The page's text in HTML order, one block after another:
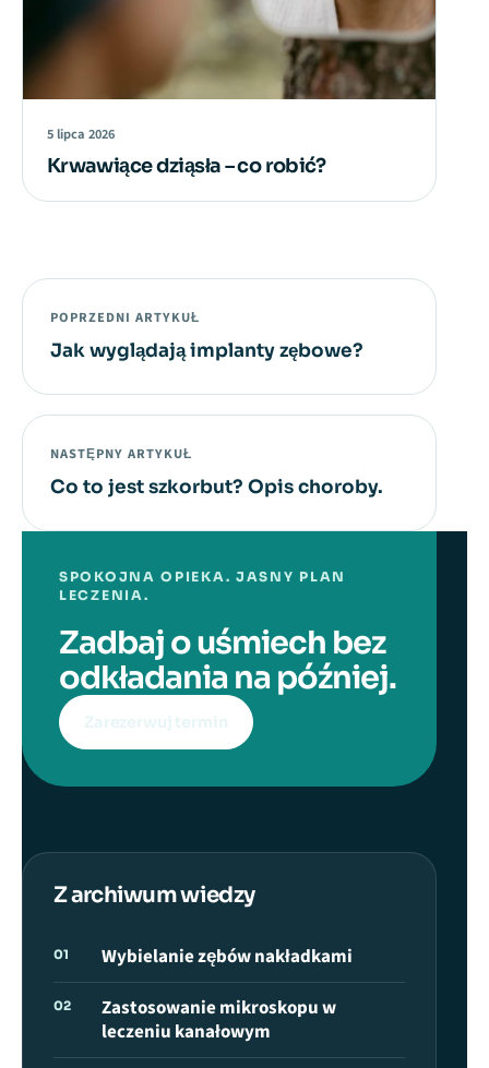
5 lipca 2026
Krwawiące dziąsła – co robić?
POPRZEDNI ARTYKUŁ
Jak wyglądają implanty zębowe?
NASTĘPNY ARTYKUŁ
Co to jest szkorbut? Opis choroby.
SPOKOJNA OPIEKA. JASNY PLAN
LECZENIA.
Zadbaj o uśmiech bez
odkładania na później.
Z archiwum wiedzy
01 Wybielanie zębów nakładkami
02
Zastosowanie mikroskopu w
leczeniu kanałowym